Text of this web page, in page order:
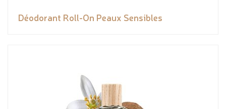
Déodorant Roll-On Peaux Sensibles